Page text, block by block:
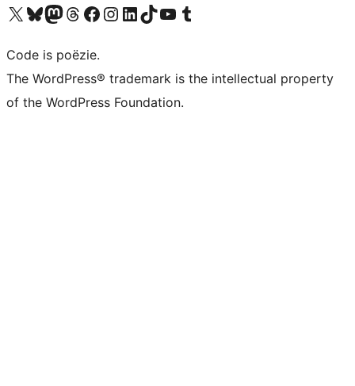
Bezoek ons X (voorheen Twitter) account
Bezoek ons Bluesky account
Bezoek ons Mastodon account
Bezoek ons Threads account
Onze Facebook pagina bezoeken
Bezoek ons Instagram account
Bezoek ons LinkedIn account
Bezoek ons TikTok account
Bezoek ons YouTube kanaalBezoek ons Tumblr account
Code is poëzie.
The WordPress® trademark is the intellectual property
of the WordPress Foundation.